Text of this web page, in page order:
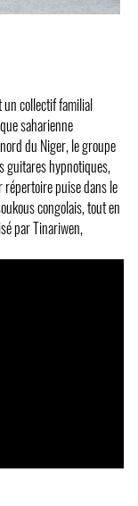
un collectif familial
saharienne
du Niger, le groupe
guitares hypnotiques,
puise dans le
congolais, tout en
par Tinariwen,